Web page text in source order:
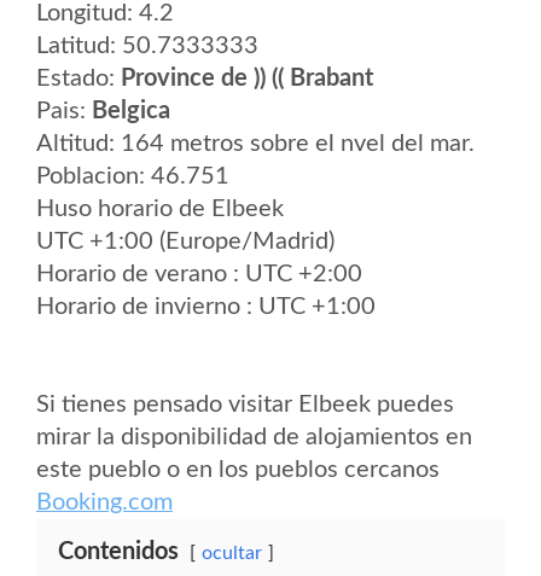
Longitud: 4.2
Latitud: 50.7333333
Estado: Province de )) (( Brabant
Pais: Belgica
Altitud: 164 metros sobre el nvel del mar.
Poblacion: 46.751
Huso horario de Elbeek
UTC +1:00 (Europe/Madrid)
Horario de verano : UTC +2:00
Horario de invierno : UTC +1:00
Si tienes pensado visitar Elbeek puedes
mirar la disponibilidad de alojamientos en
este pueblo o en los pueblos cercanos
Booking.com
Contenidos ocultar